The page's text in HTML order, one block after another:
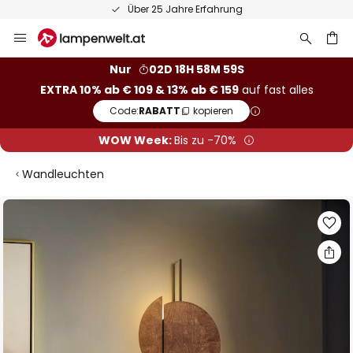
Über 25 Jahre Erfahrung
Inhalt
Nur
02D 18H 58M 58S
EXTRA 10% ab € 109 & 13% ab € 159auf fast alles
Code:RABATT kopieren
WOW Week:Bis zu -70%
Wandleuchten
Zum
der